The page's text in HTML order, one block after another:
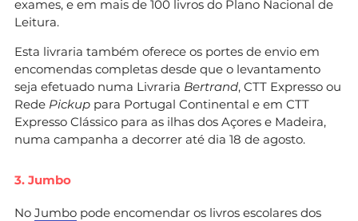
exames, e em mais de 100 livros do Plano Nacional de
Leitura.
Esta livraria também oferece os portes de envio em
encomendas completas desde que o levantamento
seja efetuado numa Livraria Bertrand, CTT Expresso ou
Rede Pickup para Portugal Continental e em CTT
Expresso Clássico para as ilhas dos Açores e Madeira,
numa campanha a decorrer até dia 18 de agosto.
3. Jumbo
No Jumbo pode encomendar os livros escolares dos